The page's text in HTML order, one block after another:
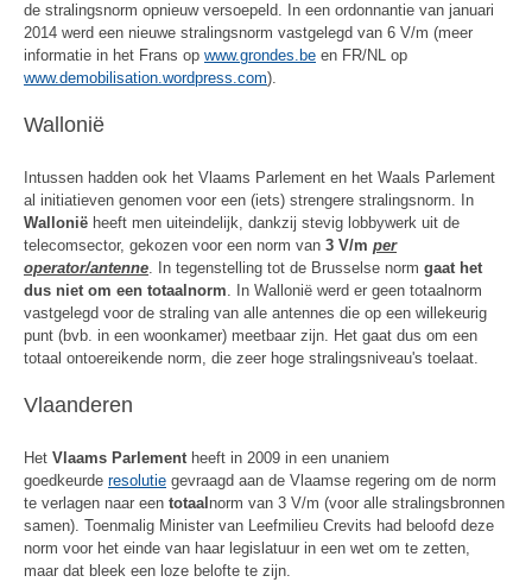
de stralingsnorm opnieuw versoepeld. In een ordonnantie van januari
2014 werd een nieuwe stralingsnorm vastgelegd van 6 V/m (meer
informatie in het Frans op www.grondes.be en FR/NL op
www.demobilisation.wordpress.com).
Wallonië
Intussen hadden ook het Vlaams Parlement en het Waals Parlement
al initiatieven genomen voor een (iets) strengere stralingsnorm. In
Wallonië heeft men uiteindelijk, dankzij stevig lobbywerk uit de
telecomsector, gekozen voor een norm van 3 V/m per
operator/antenne. In tegenstelling tot de Brusselse norm gaat het
dus niet om een totaalnorm. In Wallonië werd er geen totaalnorm
vastgelegd voor de straling van alle antennes die op een willekeurig
punt (bvb. in een woonkamer) meetbaar zijn. Het gaat dus om een
totaal ontoereikende norm, die zeer hoge stralingsniveau's toelaat.
Vlaanderen
Het Vlaams Parlementheeft in 2009 in een unaniem
goedkeurde resolutie gevraagd aan de Vlaamse regering om de norm
te verlagen naar een totaal norm van 3 V/m (voor alle stralingsbronnen
samen). Toenmalig Minister van Leefmilieu Crevits had beloofd deze
norm voor het einde van haar legislatuur in een wet om te zetten,
maar dat bleek een loze belofte te zijn.